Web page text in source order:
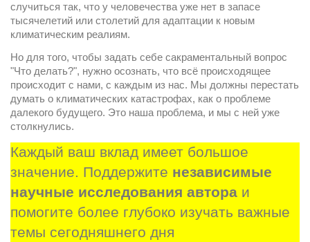
случиться так, что у человечества уже нет в запасе
тысячелетий или столетий для адаптации к новым
климатическим реалиям.
Но для того, чтобы задать себе сакраментальный вопрос
"Что делать?", нужно осознать, что всё происходящее
происходит с нами, с каждым из нас. Мы должны перестать
думать о климатических катастрофах, как о проблеме
далекого будущего. Это наша проблема, и мы с ней уже
столкнулись.
Каждый ваш вклад имеет большое
значение. Поддержите независимые
научные исследования автора и
помогите более глубоко изучать важные
темы сегодняшнего дня